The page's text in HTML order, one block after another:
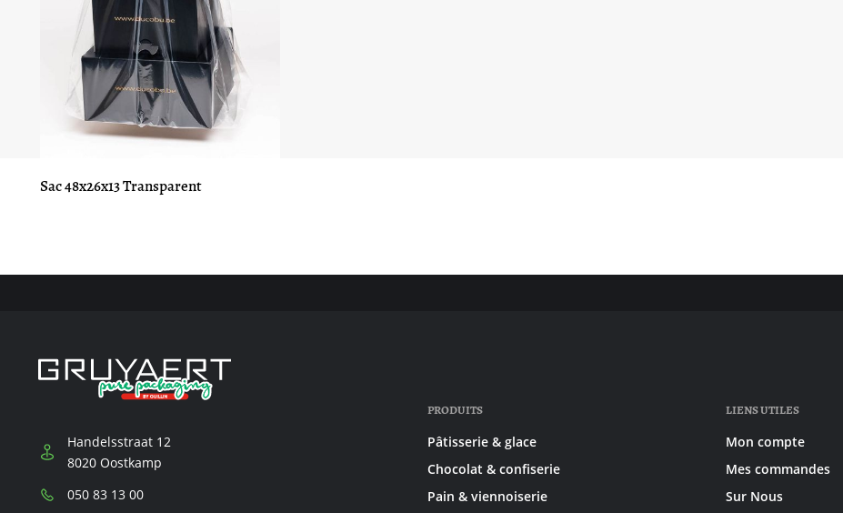
Sac 48x26x13 Transparent
Handelsstraat 12
8020 Oostkamp
Téléphone:
050 83 13 00
PRODUITS
Pâtisserie & glace
Chocolat & confiserie
Pain & viennoiserie
LIENS UTILES
Mon compte
Mes commandes
Sur Nous